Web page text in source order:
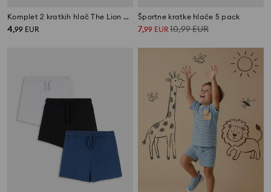
Komplet 2 kratkih hlač The Lion King
4,99 EUR
Športne kratke hlače 5 pack
7,99 EUR10,99EUR